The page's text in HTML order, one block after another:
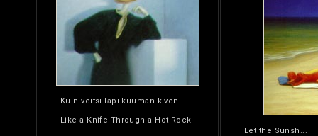
Kuin veitsi läpi kuuman kiven
Like a Knife Through a Hot Rock
Let the Sunsh...